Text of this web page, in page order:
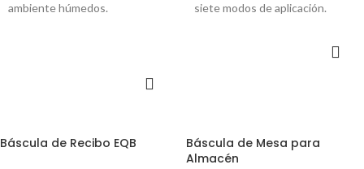
ambiente húmedos.
siete modos de aplicación.
Báscula de Recibo EQB
Báscula de Mesa para
Almacén